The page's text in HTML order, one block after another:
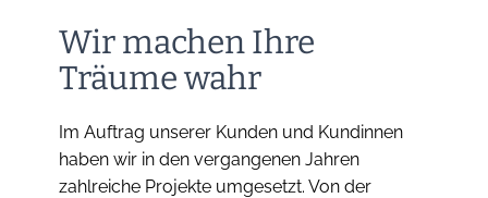
Wir machen Ihre
Träume wahr
Im Auftrag unserer Kunden und Kundinnen
haben wir in den vergangenen Jahren
zahlreiche Projekte umgesetzt. Von der